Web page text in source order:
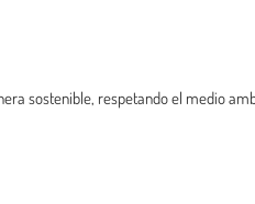
sostenible, respetando el medio